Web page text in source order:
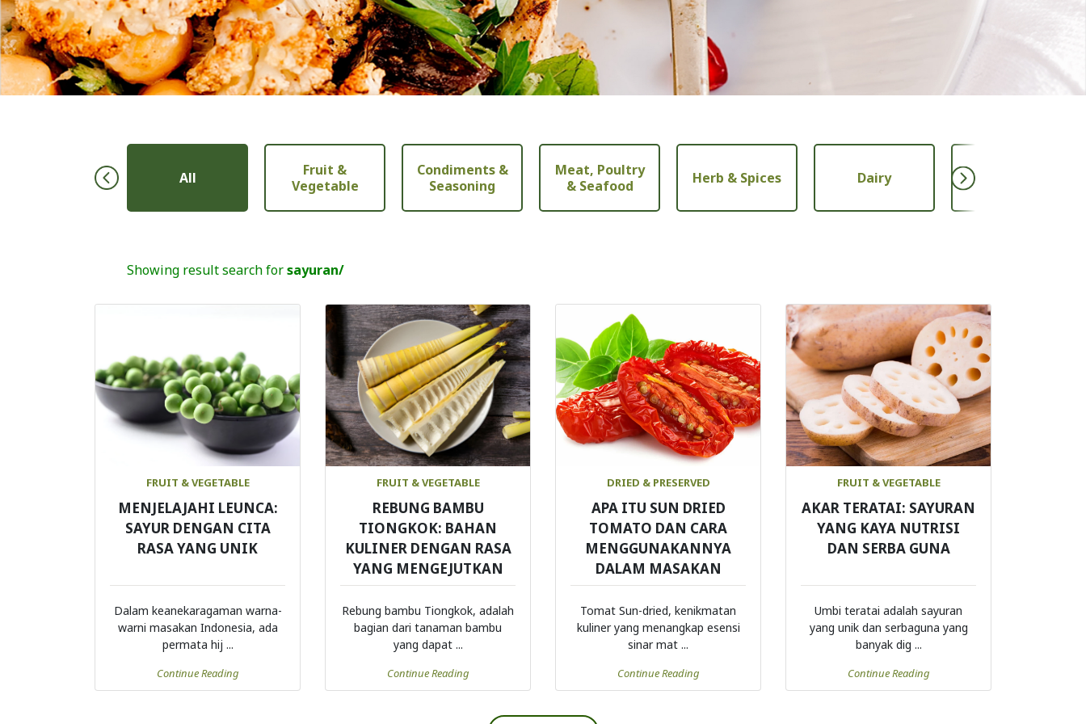
All
Fruit &
Vegetable
Condiments &
Seasoning
Meat, Poultry
& Seafood
Herb & Spices Dairy Grain & Nut
Showing result search forsayuran/
FRUIT & VEGETABLE
MENJELAJAHI LEUNCA:
SAYUR DENGAN CITA
RASA YANG UNIK
Dalam keanekaragaman warna-
warni masakan Indonesia, ada
permata hij ...
Continue Reading
FRUIT & VEGETABLE
REBUNG BAMBU
TIONGKOK: BAHAN
KULINER DENGAN RASA
YANG MENGEJUTKAN
Rebung bambu Tiongkok, adalah
bagian dari tanaman bambu
yang dapat ...
Continue Reading
DRIED & PRESERVED
APA ITU SUN DRIED
TOMATO DAN CARA
MENGGUNAKANNYA
DALAM MASAKAN
Tomat Sun-dried, kenikmatan
kuliner yang menangkap esensi
sinar mat ...
Continue Reading
FRUIT & VEGETABLE
AKAR TERATAI: SAYURAN
YANG KAYA NUTRISI
DAN SERBA GUNA
Umbi teratai adalah sayuran
yang unik dan serbaguna yang
banyak dig ...
Continue Reading